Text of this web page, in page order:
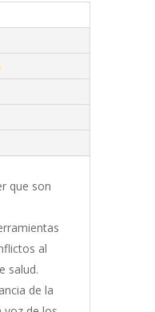
que son
al
salud.
de la